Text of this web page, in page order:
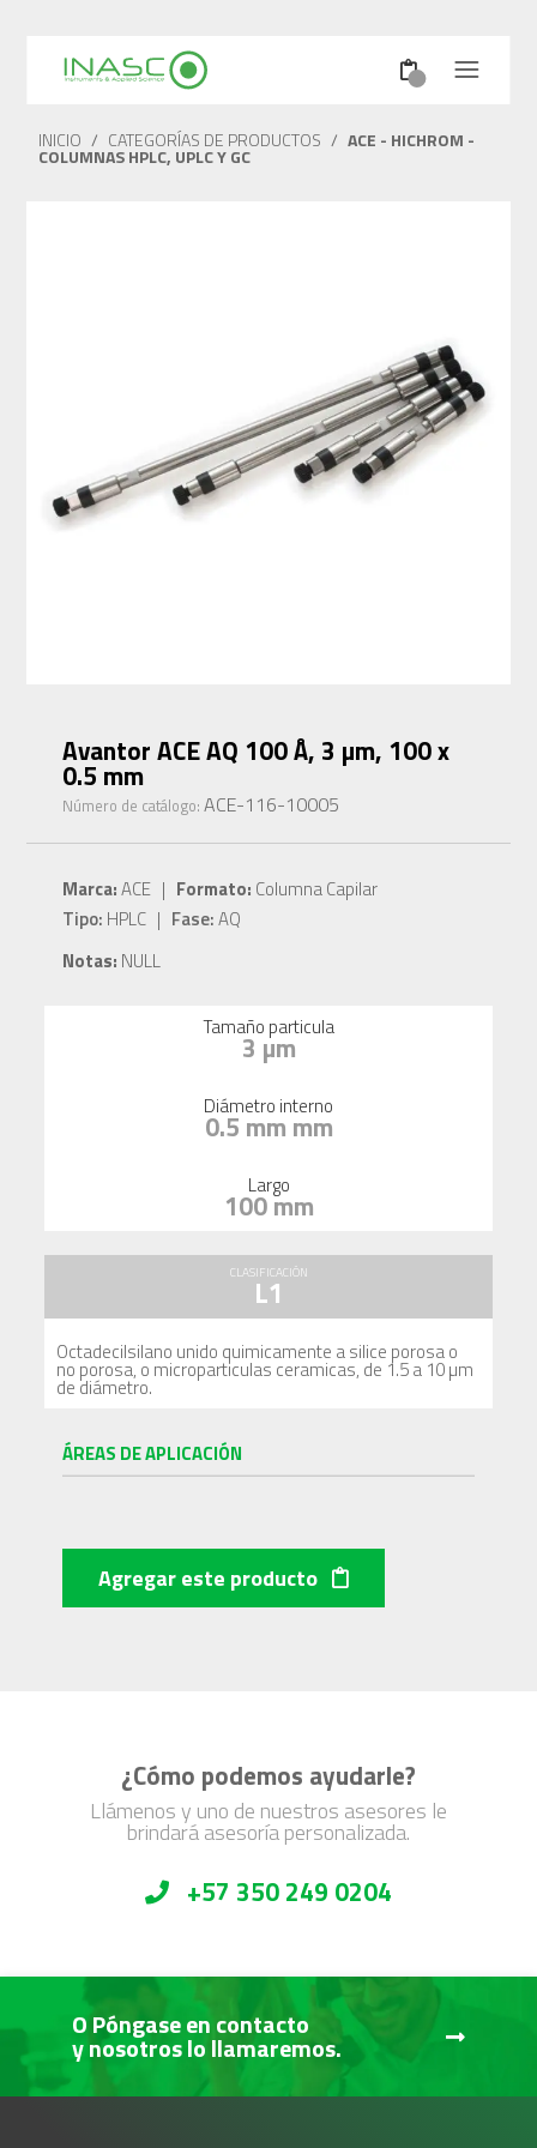
INICIO / CATEGORÍAS DE PRODUCTOS / ACE - HICHROM -
COLUMNAS HPLC, UPLC Y GC
Avantor ACE AQ 100 Å, 3 µm, 100 x
0.5 mm
Número de catálogo:ACE-116-10005
Marca:ACE | Formato: Columna Capilar
Tipo: HPLC | Fase:AQ
Notas: NULL
Tamaño particula
3 µm
Diámetro interno
0.5 mm mm
Largo
100 mm
CLASIFICACIÓN
L1
Octadecilsilano unido quimicamente a silice porosa o
no porosa, o microparticulas ceramicas, de 1.5 a 10 µm
de diámetro.
ÁREAS DE APLICACIÓN
Agregar este producto
¿Cómo podemos ayudarle?
Llámenos y uno de nuestros asesores le
brindará asesoría personalizada.
+57 350 249 0204
O Póngase en contacto
y nosotros lo llamaremos.